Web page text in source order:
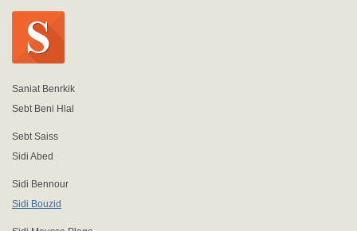
Saniat Benrkik
Sebt Beni Hlal
Sebt Saiss
Sidi Abed
Sidi Bennour
Sidi Bouzid